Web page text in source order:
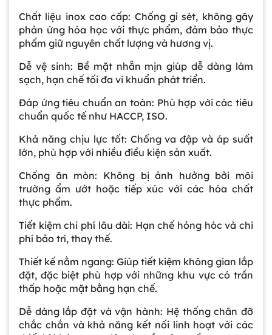
Chất liệu inox cao cấp: Chống gỉ sét, không gây
phản ứng hóa học với thực phẩm, đảm bảo thực
phẩm giữ nguyên chất lượng và hương vị.
Dễ vệ sinh: Bề mặt nhẵn mịn giúp dễ dàng làm
sạch, hạn chế tối đa vi khuẩn phát triển.
Đáp ứng tiêu chuẩn an toàn: Phù hợp với các tiêu
chuẩn quốc tế như HACCP, ISO.
Khả năng chịu lực tốt: Chống va đập và áp suất
lớn, phù hợp với nhiều điều kiện sản xuất.
Chống ăn mòn: Không bị ảnh hưởng bởi môi
trường ẩm ướt hoặc tiếp xúc với các hóa chất
thực phẩm.
Tiết kiệm chi phí lâu dài: Hạn chế hỏng hóc và chi
phí bảo trì, thay thế.
Thiết kế nằm ngang: Giúp tiết kiệm không gian lắp
đặt, đặc biệt phù hợp với những khu vực có trần
thấp hoặc mặt bằng hạn chế.
Dễ dàng lắp đặt và vận hành: Hệ thống chân đỡ
chắc chắn và khả năng kết nối linh hoạt với các